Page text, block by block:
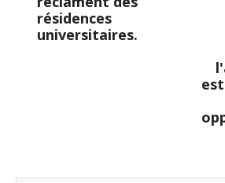
résidences
universitaires.